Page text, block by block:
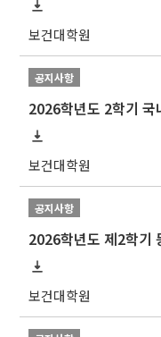
보건대학원
공지사항
2026학년도 2학기 국
보건대학원
공지사항
보건대학원